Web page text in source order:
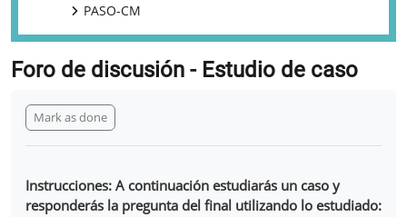
PASO-CM
Foro de discusión - Estudio de caso
Mark as done
Instrucciones: A continuación estudiarás un caso y
responderás la pregunta del final utilizando lo estudiado: